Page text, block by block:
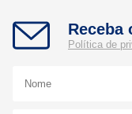
Receba
Política de